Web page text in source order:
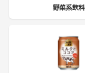
野菜系飲料